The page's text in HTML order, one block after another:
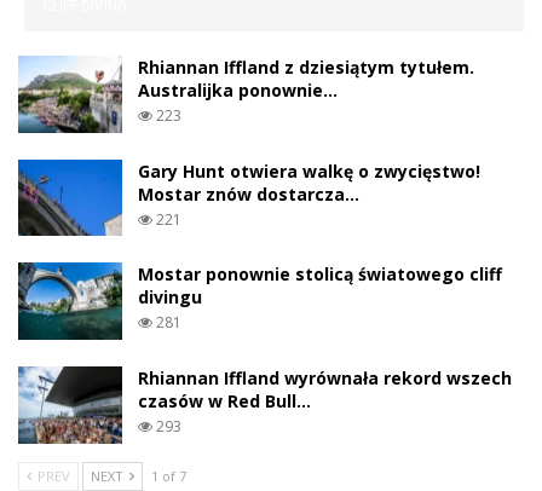
Rhiannan Iffland z dziesiątym tytułem.
Australijka ponownie…
223
Gary Hunt otwiera walkę o zwycięstwo!
Mostar znów dostarcza…
221
Mostar ponownie stolicą światowego cliff
divingu
281
Rhiannan Iffland wyrównała rekord wszech
czasów w Red Bull…
293
PREV NEXT 1 of 7